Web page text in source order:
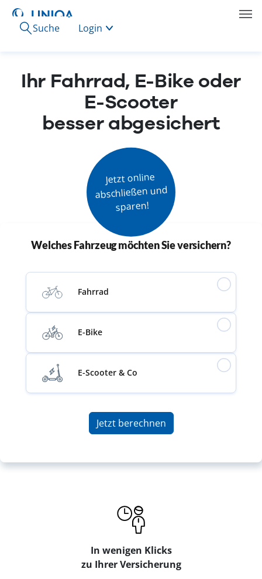
Suche Login
Ihr Fahrrad, E-Bike oder
E-Scooter
besser abgesichert
Jetzt online
abschließen und
sparen!
Welches Fahrzeug möchten Sie versichern?
Fahrrad
E-Bike
E-Scooter & Co
Jetzt berechnen
In wenigen Klicks
zu Ihrer Versicherung